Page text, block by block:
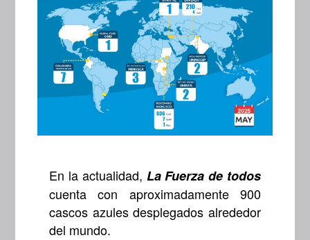
En la actualidad, La Fuerza de todos
cuenta con aproximadamente 900
cascos azules desplegados alrededor
del mundo.